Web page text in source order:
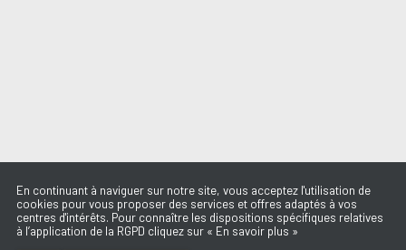
SAVE ME TONIGHT
En continuant à naviguer sur notre site, vous acceptez l'utilisation de
cookies pour vous proposer des services et offres adaptés à vos
centres d'intérêts. Pour connaître les dispositions spécifiques relatives
à l’application de la RGPD cliquez sur « En savoir plus »